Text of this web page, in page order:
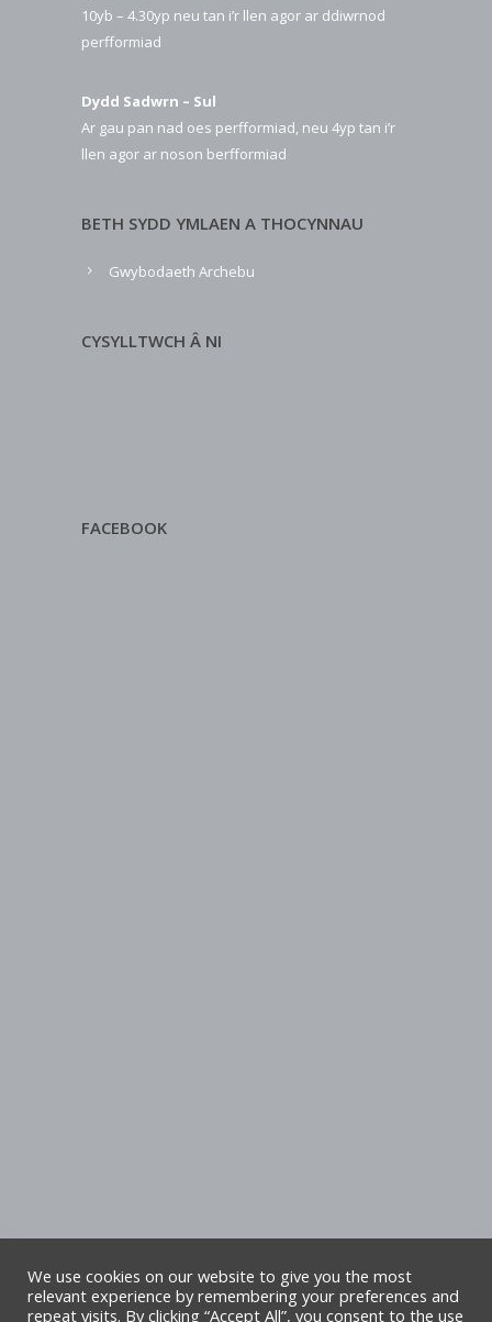
10yb – 4.30yp neu tan i’r llen agor ar ddiwrnod
perfformiad
Dydd Sadwrn – Sul
Ar gau pan nad oes perfformiad, neu 4yp tan i’r
llen agor ar noson berfformiad
BETH SYDD YMLAEN A THOCYNNAU
Gwybodaeth Archebu
CYSYLLTWCH Â NI
FACEBOOK
We use cookies on our website to give you the most
relevant experience by remembering your preferences and
repeat visits. By clicking “Accept All”, you consent to the use